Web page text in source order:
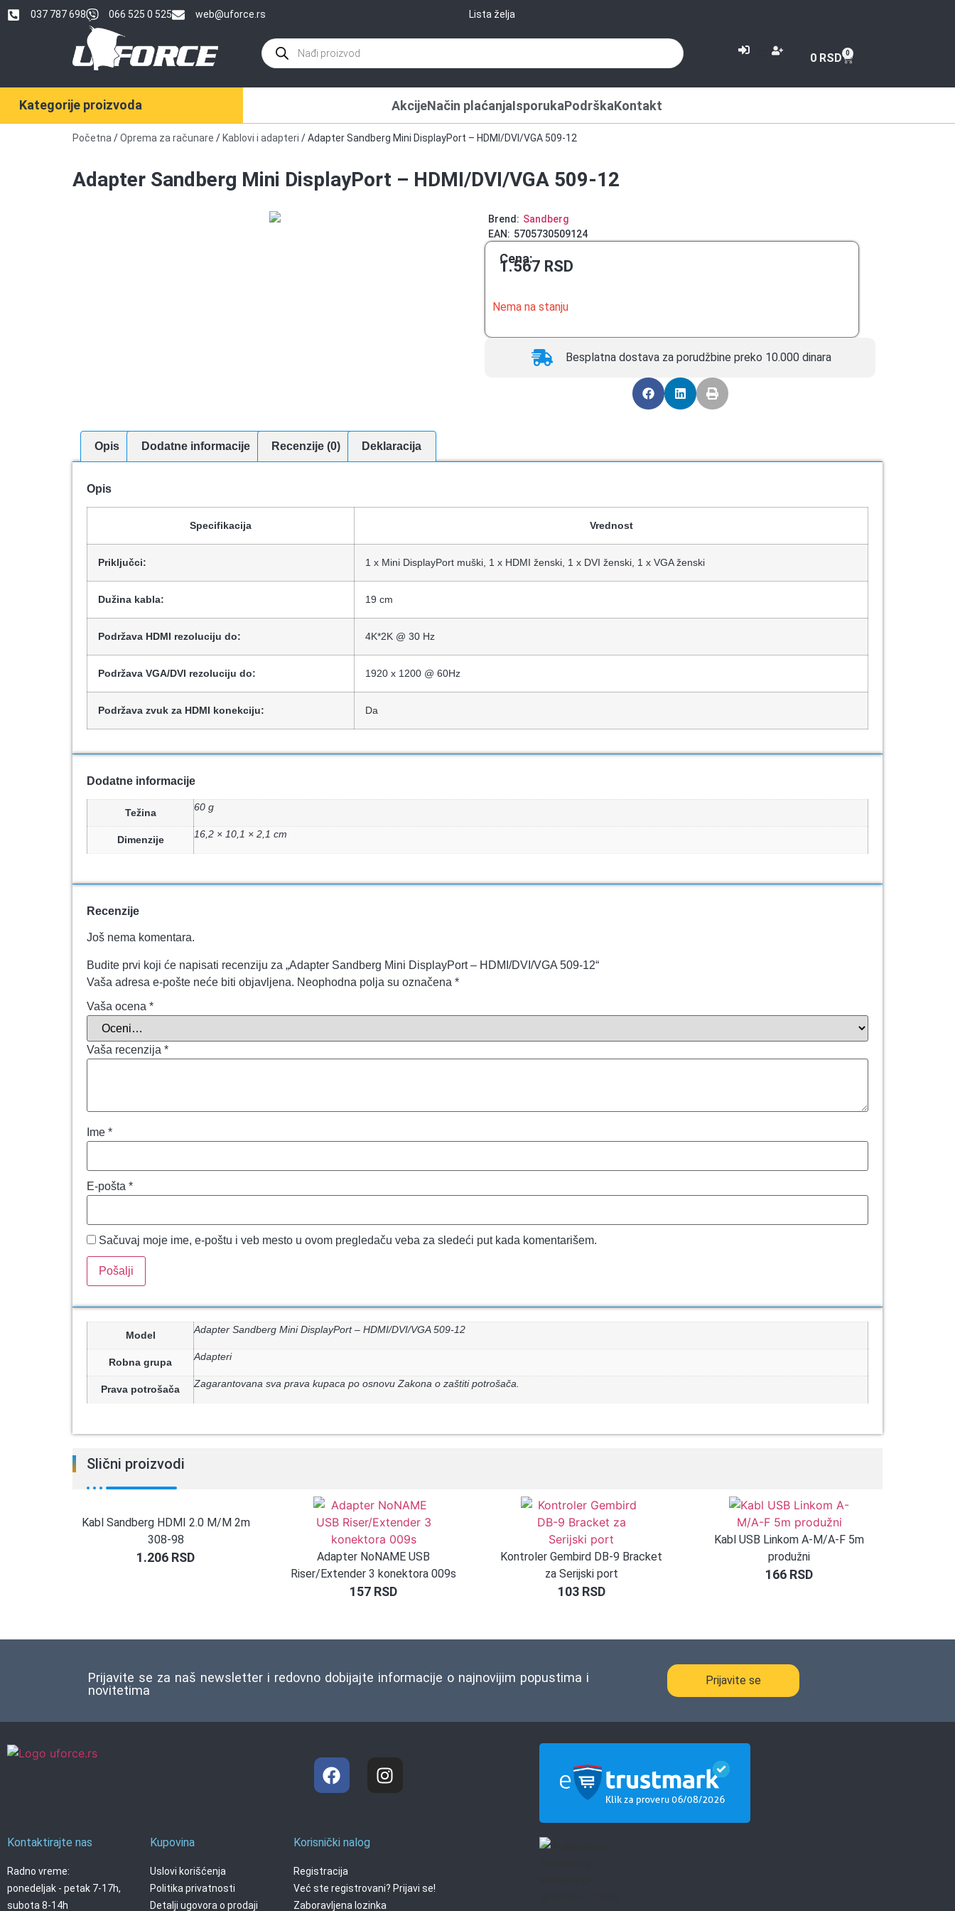
037 787 698 066 525 0 525 web@uforce.rs Lista želja
0 RSD 0
Kategorije proizvoda AkcijeNačin plaćanjaIsporukaPodrškaKontakt
Početna /Oprema za računare / Kablovi i adapteri / Adapter Sandberg Mini DisplayPort – HDMI/DVI/VGA 509-12
Adapter Sandberg Mini DisplayPort – HDMI/DVI/VGA 509-12
Brend: Sandberg
EAN: 5705730509124
Cena:
1.567 RSD
Nema na stanju
Besplatna dostava za porudžbine preko 10.000 dinara
Opis Dodatne informacije Recenzije (0) Deklaracija
Opis
Specifikacija Vrednost
Priključci: 1 x Mini DisplayPort muški, 1 x HDMI ženski, 1 x DVI ženski, 1 x VGA ženski
Dužina kabla: 19 cm
Podržava HDMI rezoluciju do: 4K*2K @ 30 Hz
Podržava VGA/DVI rezoluciju do: 1920 x 1200 @ 60Hz
Podržava zvuk za HDMI konekciju: Da
Dodatne informacije
Težina 60 g
Dimenzije 16,2 × 10,1 × 2,1 cm
Recenzije
Još nema komentara.
Budite prvi koji će napisati recenziju za „Adapter Sandberg Mini DisplayPort – HDMI/DVI/VGA 509-12“
Vaša adresa e-pošte neće biti objavljena. Neophodna polja su označena *
Vaša ocena *
Vaša recenzija *
Ime *
E-pošta *
Sačuvaj moje ime, e-poštu i veb mesto u ovom pregledaču veba za sledeći put kada komentarišem.
Model Adapter Sandberg Mini DisplayPort – HDMI/DVI/VGA 509-12
Robna grupa Adapteri
Prava potrošača Zagarantovana sva prava kupaca po osnovu Zakona o zaštiti potrošača.
Slični proizvodi
Kabl Sandberg HDMI 2.0 M/M 2m
308-98
1.206 RSD
Adapter NoNAME USB
Riser/Extender 3 konektora 009s
157 RSD
Kontroler Gembird DB-9 Bracket
za Serijski port
103 RSD
Kabl USB Linkom A-M/A-F 5m
produžni
166 RSD
Prijavite se za naš newsletter i redovno dobijajte informacije o najnovijim popustima i
novitetima
Prijavite se
Kontaktirajte nas
Radno vreme:
ponedeljak - petak 7-17h,
subota 8-14h
Kupovina
Uslovi korišćenja
Politika privatnosti
Detalji ugovora o prodaji
Korisnički nalog
Registracija
Već ste registrovani? Prijavi se!
Zaboravljena lozinka